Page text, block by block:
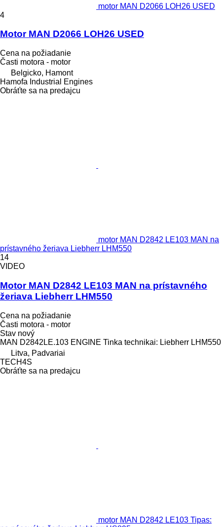
motor MAN D2066 LOH26 USED
4
Motor MAN D2066 LOH26 USED
Cena na požiadanie
Časti motora - motor
Belgicko, Hamont
Hamofa Industrial Engines
Obráťte sa na predajcu
motor MAN D2842 LE103 MAN na
prístavného žeriava Liebherr LHM550
14
VIDEO
Motor MAN D2842 LE103 MAN na prístavného
žeriava Liebherr LHM550
Cena na požiadanie
Časti motora - motor
Stav nový
MAN D2842LE.103 ENGINE Tinka technikai: Liebherr LHM550
Litva, Padvariai
TECH4S
Obráťte sa na predajcu
motor MAN D2842 LE103 Tipas: